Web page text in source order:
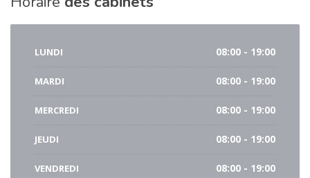
LUNDI 08:00 - 19:00
MARDI 08:00 - 19:00
MERCREDI 08:00 - 19:00
JEUDI 08:00 - 19:00
VENDREDI 08:00 - 19:00